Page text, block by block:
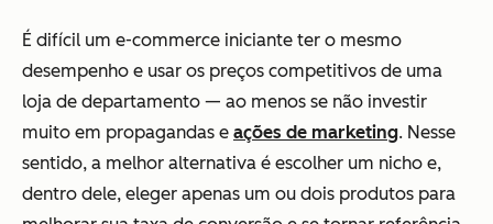
É difícil um e-commerce iniciante ter o mesmo
desempenho e usar os preços competitivos de uma
loja de departamento — ao menos se não investir
muito em propagandas e ações de marketing. Nesse
sentido, a melhor alternativa é escolher um nicho e,
dentro dele, eleger apenas um ou dois produtos para